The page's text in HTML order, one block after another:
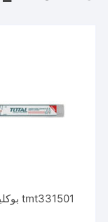
tmt331501 بوكليس ديجيتال 6 بوصه بلاستيك